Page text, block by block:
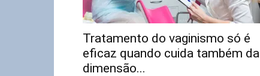
Tratamento do vaginismo só é
eficaz quando cuida também da
dimensão...